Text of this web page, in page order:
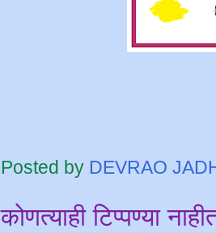
Posted by DEVRAO
कोणत्याही टिप्पण्‍या